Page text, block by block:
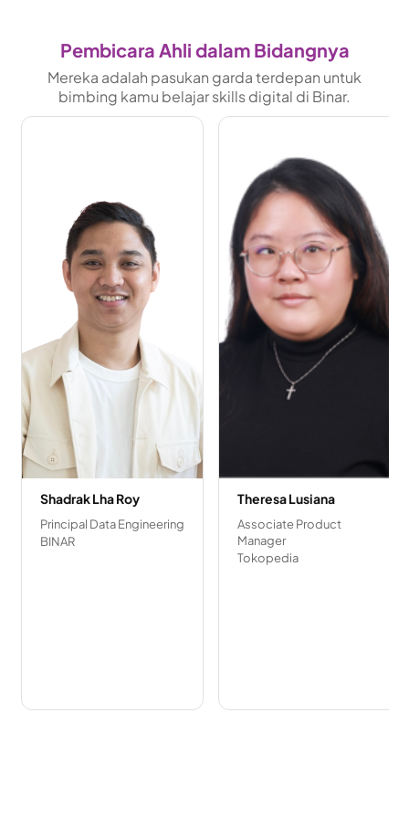
Pembicara Ahli dalam Bidangnya
Mereka adalah pasukan garda terdepan untuk
bimbing kamu belajar skills digital di Binar.
Shadrak Lha Roy
Principal Data Engineering
BINAR
Theresa Lusiana
Associate Product
Manager
Tokopedia